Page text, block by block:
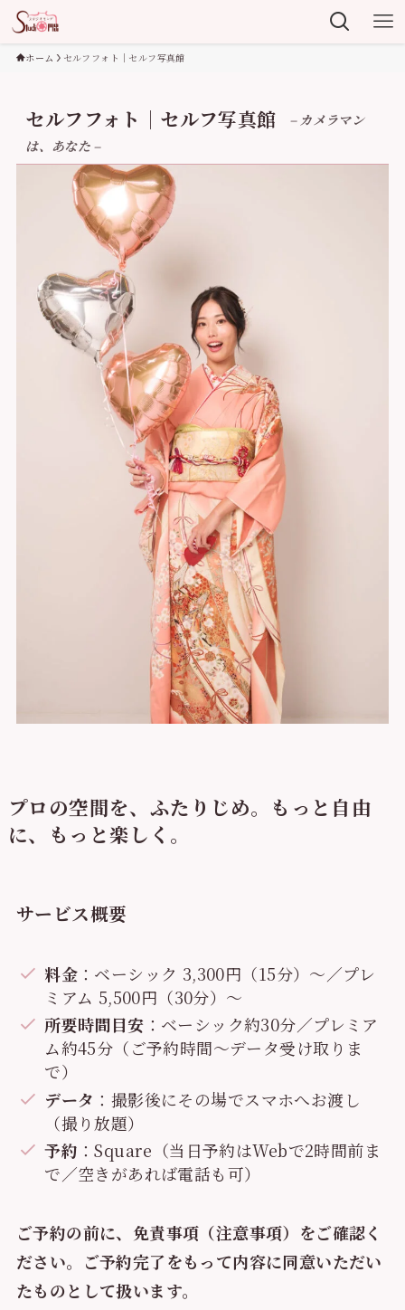
ホーム セルフフォト｜セルフ写真館
セルフフォト｜セルフ写真館
– カメラマン
は、あなた –
プロの空間を、ふたりじめ。もっと自由
に、もっと楽しく。
サービス概要
料金 ：ベーシック 3,300円（15分）〜／プレ
ミアム 5,500円（30分）〜
所要時間目安 ：ベーシック約30分／プレミア
ム約45分（ご予約時間〜データ受け取りま
で）
データ ：撮影後にその場でスマホへお渡し
（撮り放題）
予約 ：Square（当日予約はWebで2時間前ま
で／空きがあれば電話も可）
ご予約の前に、免責事項（注意事項）をご確認く
ださい。ご予約完了をもって内容に同意いただい
たものとして扱います。